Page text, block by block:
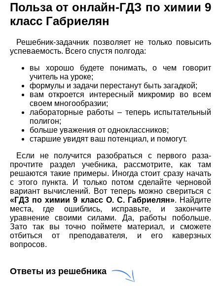
Польза от онлайн-ГДЗ по химии 9
класс Габриелян
Решебник-задачник позволяет не только повысить
успеваемость. Всего спустя полгода:
вы хорошо будете понимать, о чем говорит
учитель на уроке;
формулы и задачи перестанут быть загадкой;
вам откроется интересный микромир во всем
своем многообразии;
лабораторные работы – теперь испытательный
полигон;
больше уважения от одноклассников;
старшие увидят ваш потенциал, и помогут.
Если не получится разобраться с первого раза-
прочтите раздел учебника, рассмотрите, как там
решаются такие примеры. Иногда стоит сразу начать
с этого пункта. И только потом сделайте черновой
вариант вычислений. Вот теперь можно свериться с
«ГДЗ по химии 9 класс О. С. Габриелян». Найдите
места, где ошиблись, исправьте, и закончите
уравнение своими силами. Да, работы побольше.
Зато так вы точно поймете материал, и сможете
отбиться от преподавателя, и его каверзных
вопросов.
Ответы из решебника